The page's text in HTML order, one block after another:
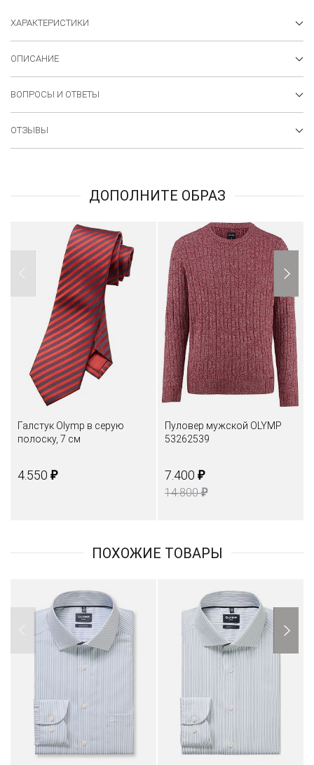
ХАРАКТЕРИСТИКИ
ОПИСАНИЕ
ВОПРОСЫ И ОТВЕТЫ
ОТЗЫВЫ
ДОПОЛНИТЕ ОБРАЗ
Галстук Olymp в серую
полоску, 7 см
4.550 ₽
Пуловер мужской OLYMP
53262539
7.400 ₽
14.800₽
ПОХОЖИЕ ТОВАРЫ